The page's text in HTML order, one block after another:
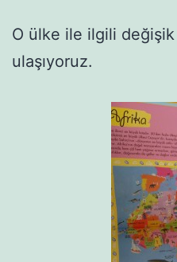
O ülke ile ilgili
ulaşıyoruz.